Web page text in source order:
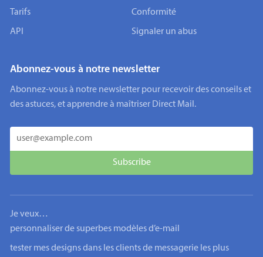
Tarifs
API
Conformité
Signaler un abus
Abonnez-vous à notre newsletter
Abonnez-vous à notre newsletter pour recevoir des conseils et
des astuces, et apprendre à maîtriser Direct Mail.
Je veux…
personnaliser de superbes modèles d’e-mail
tester mes designs dans les clients de messagerie les plus